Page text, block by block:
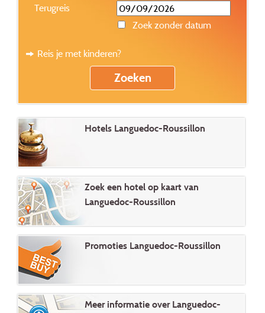
Terugreis
Zoek zonder datum
Reis je met kinderen?
Hotels Languedoc-Roussillon
Zoek een hotel op kaart van
Languedoc-Roussillon
Promoties Languedoc-Roussillon
Meer informatie over Languedoc-